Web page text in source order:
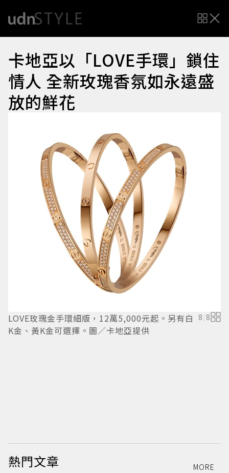
卡地亞以「LOVE手環」鎖住
情人 全新玫瑰香氛如永遠盛
放的鮮花
LOVE玫瑰金手環細版，12萬5,000元起。另有白
K金、黃K金可選擇。圖／卡地亞提供
8/8
熱門文章 MORE